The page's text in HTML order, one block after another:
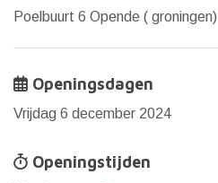
Poelbuurt 6 Opende ( groningen)
Openingsdagen
Vrijdag 6 december 2024
Openingstijden